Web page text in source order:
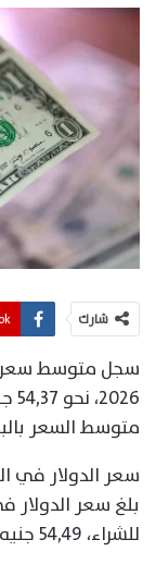
شارك
متوسط السعر
سعر الدولار في
للشراء، 54,49 جنيه للبيع.